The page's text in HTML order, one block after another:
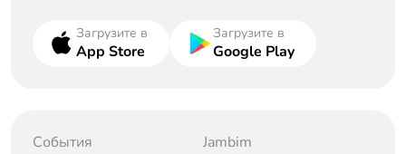
Загрузите в
App Store
Загрузите в
Google Play
События
Jambim